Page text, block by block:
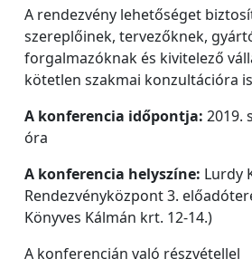
A rendezvény lehetőséget
szereplőinek, tervezőknek,
forgalmazóknak és kivitelező
kötetlen szakmai konzultációra
A konferencia időpontja: 2019.
óra
A konferencia helyszíne: Lurdy
Rendezvényközpont 3.
Könyves Kálmán krt. 12-14.)
A konferencián való részvétellel